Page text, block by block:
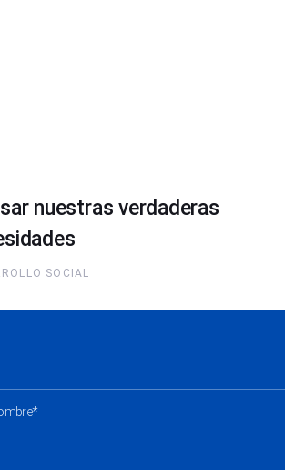
nuestras verdaderas
SOCIAL